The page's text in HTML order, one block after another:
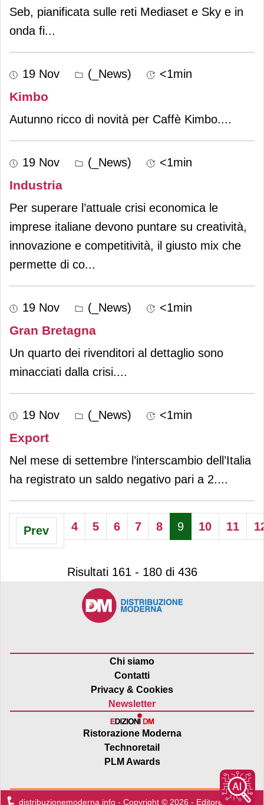
Seb, pianificata sulle reti Mediaset e Sky e in
onda fi...
19 Nov (_News) <1min
Kimbo
Autunno ricco di novità per Caffè Kimbo....
19 Nov (_News) <1min
Industria
Per superare l’attuale crisi economica le
imprese italiane devono puntare su creatività,
innovazione e competitività, il giusto mix che
permette di co...
19 Nov (_News) <1min
Gran Bretagna
Un quarto dei rivenditori al dettaglio sono
minacciati dalla crisi....
19 Nov (_News) <1min
Export
Nel mese di settembre l’interscambio dell’Italia
ha registrato un saldo negativo pari a 2....
Prev 4 5 6 7 8 9 10 11
Risultati 161 - 180 di 436
Chi siamo
Contatti
Privacy & Cookies
Newsletter
Ristorazione Moderna
Technoretail
PLM Awards
distribuzionemoderna.info - Copyright © 2026 - Editore:Edra